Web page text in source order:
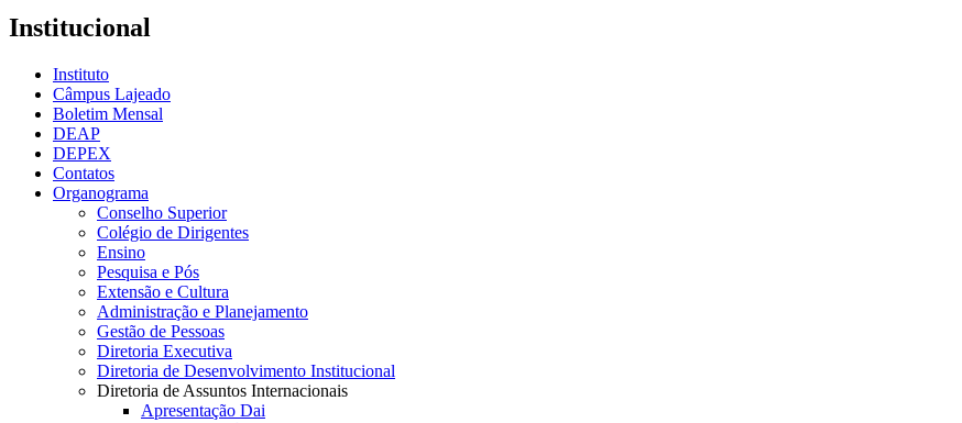
Institucional
Instituto
Câmpus Lajeado
Boletim Mensal
DEAP
DEPEX
Contatos
Organograma
Conselho Superior
Colégio de Dirigentes
Ensino
Pesquisa e Pós
Extensão e Cultura
Administração e Planejamento
Gestão de Pessoas
Diretoria Executiva
Diretoria de Desenvolvimento Institucional
Diretoria de Assuntos Internacionais
Apresentação Dai